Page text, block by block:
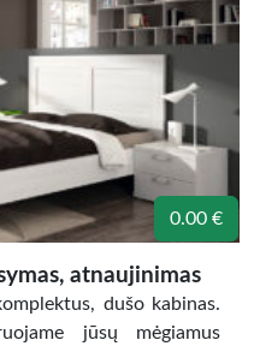
0.00 €
atnaujinimas
dušo kabinas.
jūsų mėgiamus